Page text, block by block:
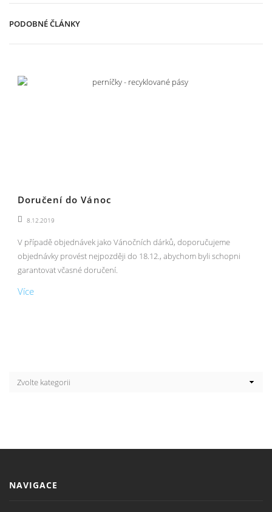
PODOBNÉ ČLÁNKY
Doručení do Vánoc
8.12.2019
V případě objednávek jako Vánočních dárků, doporučujeme
objednávky provést nejpozději do 18.12., abychom byli schopni
garantovat včasné doručení.
Více
NAVIGACE